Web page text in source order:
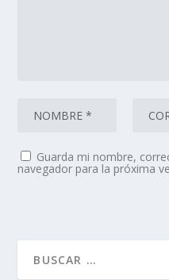
Guarda mi nombre,
navegador para la próxima